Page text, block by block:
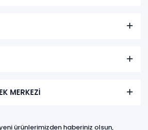
MERKEZİ
ürünlerimizden haberiniz olsun,